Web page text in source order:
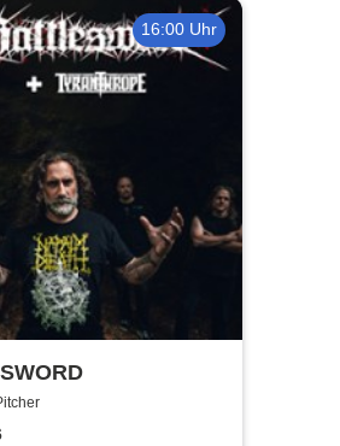
16:00 Uhr